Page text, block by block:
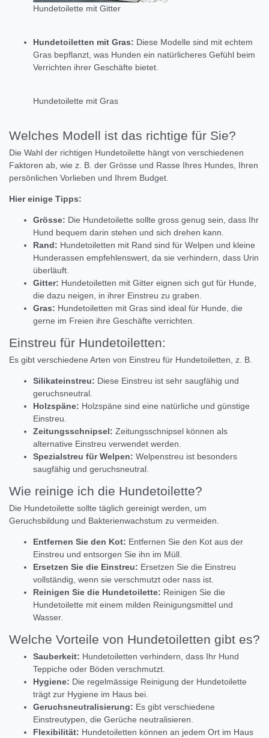
Hundetoilette mit Gitter
Hundetoiletten mit Gras: Diese Modelle sind mit echtem
Gras bepflanzt, was Hunden ein natürlicheres Gefühl beim
Verrichten ihrer Geschäfte bietet.
Hundetoilette mit Gras
Welches Modell ist das richtige für Sie?
Die Wahl der richtigen Hundetoilette hängt von verschiedenen
Faktoren ab, wie z. B. der Grösse und Rasse Ihres Hundes, Ihren
persönlichen Vorlieben und Ihrem Budget.
Hier einige Tipps:
Grösse: Die Hundetoilette sollte gross genug sein, dass Ihr
Hund bequem darin stehen und sich drehen kann.
Rand: Hundetoiletten mit Rand sind für Welpen und kleine
Hunderassen empfehlenswert, da sie verhindern, dass Urin
überläuft.
Gitter: Hundetoiletten mit Gitter eignen sich gut für Hunde,
die dazu neigen, in ihrer Einstreu zu graben.
Gras: Hundetoiletten mit Gras sind ideal für Hunde, die
gerne im Freien ihre Geschäfte verrichten.
Einstreu für Hundetoiletten:
Es gibt verschiedene Arten von Einstreu für Hundetoiletten, z. B.
Silikateinstreu: Diese Einstreu ist sehr saugfähig und
geruchsneutral.
Holzspäne: Holzspäne sind eine natürliche und günstige
Einstreu.
Zeitungsschnipsel: Zeitungsschnipsel können als
alternative Einstreu verwendet werden.
Spezialstreu für Welpen: Welpenstreu ist besonders
saugfähig und geruchsneutral.
Wie reinige ich die Hundetoilette?
Die Hundetoilette sollte täglich gereinigt werden, um
Geruchsbildung und Bakterienwachstum zu vermeiden.
Entfernen Sie den Kot: Entfernen Sie den Kot aus der
Einstreu und entsorgen Sie ihn im Müll.
Ersetzen Sie die Einstreu: Ersetzen Sie die Einstreu
vollständig, wenn sie verschmutzt oder nass ist.
Reinigen Sie die Hundetoilette: Reinigen Sie die
Hundetoilette mit einem milden Reinigungsmittel und
Wasser.
Welche Vorteile von Hundetoiletten gibt es?
Sauberkeit: Hundetoiletten verhindern, dass Ihr Hund
Teppiche oder Böden verschmutzt.
Hygiene: Die regelmässige Reinigung der Hundetoilette
trägt zur Hygiene im Haus bei.
Geruchsneutralisierung: Es gibt verschiedene
Einstreutypen, die Gerüche neutralisieren.
Flexibilität: Hundetoiletten können an jedem Ort im Haus